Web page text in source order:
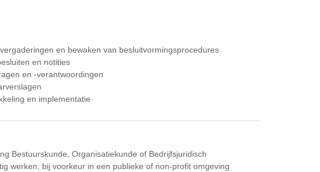
en bewaken van besluitvormingsprocedures
en notities
en -verantwoordingen
en implementatie
Bestuurskunde, Organisatiekunde of Bedrijfsjuridisch
werken, bij voorkeur in een publieke of non-profit omgeving